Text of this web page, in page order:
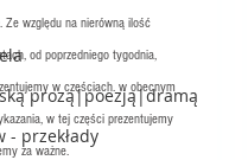
prozą|poezją|dramą
- przekłady
Ze względu na nierówną ilość
od poprzedniego tygodnia,
w częściach. w obecnym
w tej części prezentujemy
za ważne.